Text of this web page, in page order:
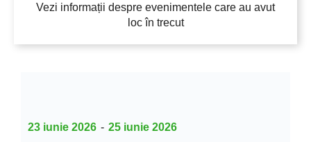
Vezi informații despre evenimentele care au avut
loc în trecut
23 iunie 2026 - 25 iunie 2026